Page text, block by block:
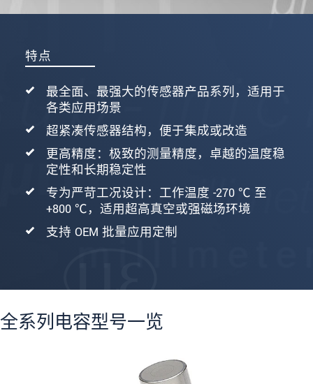
特点
最全面、最强大的传感器产品系列，适用于
各类应用场景
超紧凑传感器结构，便于集成或改造
更高精度：极致的测量精度，卓越的温度稳
定性和长期稳定性
专为严苛工况设计：工作温度 -270 ℃ 至
+800 ℃，适用超高真空或强磁场环境
支持 OEM 批量应用定制
全系列电容型号一览